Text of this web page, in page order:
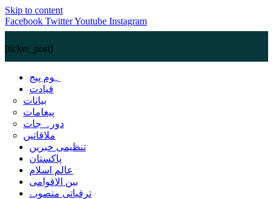
Skip to content
Facebook TwitterYoutube Instagram
[ticker_post]
ہوم پیج
قیادت
بیانات
پیغامات
دورہ جات
ملاقاتیں
تنظیمی خبریں
پاکستان
عالم اسلام
بین الاقوامی
ترقیاتی منصوبے